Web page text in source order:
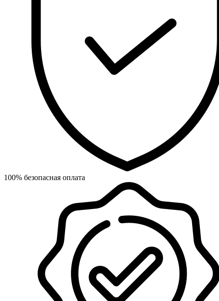
100% безопасная оплата